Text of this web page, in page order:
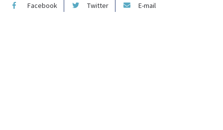
Facebook Twitter E-mail